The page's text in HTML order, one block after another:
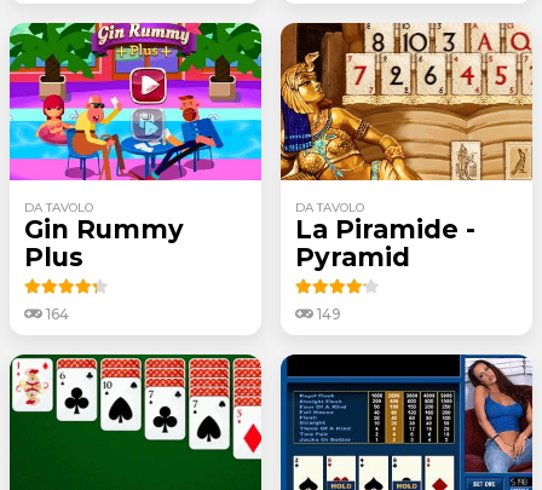
DA TAVOLO
Gin Rummy
Plus
164
DA TAVOLO
La Piramide -
Pyramid
149